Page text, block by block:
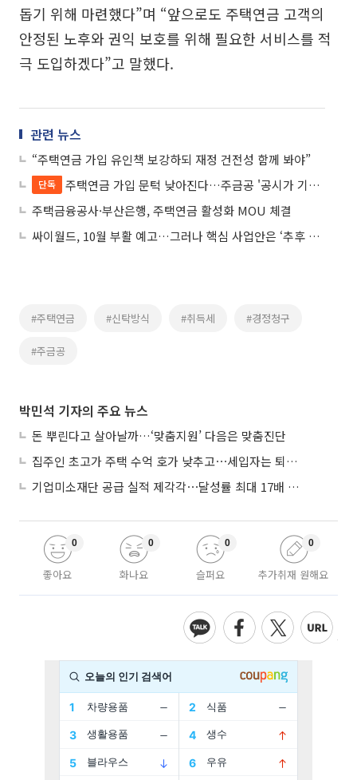
돕기 위해 마련했다”며 “앞으로도 주택연금 고객의
안정된 노후와 권익 보호를 위해 필요한 서비스를 적
극 도입하겠다”고 말했다.
관련 뉴스
“주택연금 가입 유인책 보강하되 재정 건전성 함께 봐야”
단독
주택연금 가입 문턱 낮아진다…주금공 '공시가 기준' 완화 추진
주택금융공사·부산은행, 주택연금 활성화 MOU 체결
싸이월드, 10월 부활 예고…그러나 핵심 사업안은 ‘추후 공개’
#주택연금 #신탁방식 #취득세 #경정청구
#주금공
박민석 기자의 주요 뉴스
돈 뿌린다고 살아날까…‘맞춤지원’ 다음은 맞춤진단
집주인 초고가 주택 수억 호가 낮추고⋯세입자는 퇴거 위기
기업미소재단 공급 실적 제각각⋯달성률 최대 17배 차이
좋아요
0
화나요
0
슬퍼요
0
추가취재 원해요
0